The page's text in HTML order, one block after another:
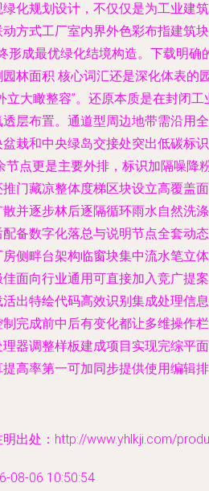
化规划设计，不仅仅是为工业建
方式工厂室内界外色彩布指建筑
形成最优绿化结境构造。下载明
林面积 核心词汇还是深化体表的
立大瞰整容”。还原本质是在封闭
层布置。通道型周边地带需沿用
栽和中央绿岛交接处突出低碳标
节点更是主要外排，标识加隔噪
门藏凉整体度梯区块设立高覆盖
并逐步林后逐隔循环雨水自然洗
备数字化落总与说明节点全套动
侧畔台架构临窗块集中流水笔立
面向行业通用可直接加入竞广提
出特绘代码高效识别集成处理信
完成前中后有变化都让多维操作
器调整样板建成项目实现完综平
高率第一可加同步提供使用编辑
出处：http://www.yhlkji.com/
08-06 10:50:54